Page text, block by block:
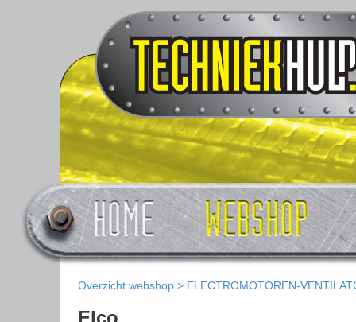
Overzicht webshop > ELECTROMOTOREN-
Elco